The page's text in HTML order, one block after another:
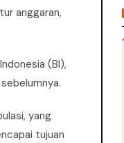
anggaran,
(BI),
yang
tujuan